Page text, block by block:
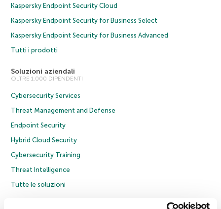
Kaspersky Endpoint Security Cloud
Kaspersky Endpoint Security for Business Select
Kaspersky Endpoint Security for Business Advanced
Tutti i prodotti
Soluzioni aziendali
OLTRE 1.000 DIPENDENTI
Cybersecurity Services
Threat Management and Defense
Endpoint Security
Hybrid Cloud Security
Cybersecurity Training
Threat Intelligence
Tutte le soluzioni